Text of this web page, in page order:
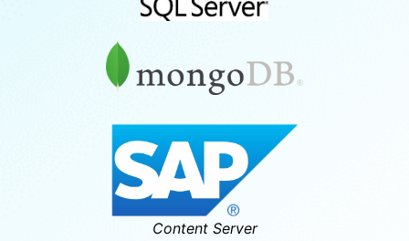
Content Server